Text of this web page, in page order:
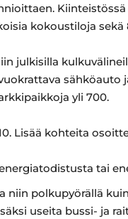
kokoustiloja
julkisilla
sähköauto
yli 700.
Lisää kohteita
tai
niin polkupyörällä
useita bussi- ja